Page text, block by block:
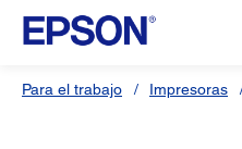
Para el trabajo Impresoras